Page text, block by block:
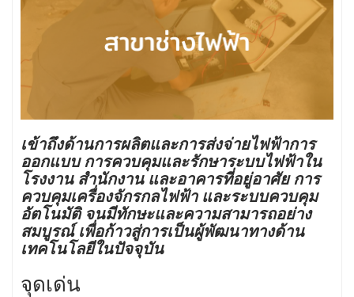
เข้าถึงด้านการผลิตและการส่งจ่ายไฟฟ้าการ
ออกแบบ การควบคุมและรักษาระบบไฟฟ้าใน
โรงงาน สำนักงาน และอาคารที่อยู่อาศัย การ
ควบคุมเครื่องจักรกลไฟฟ้า และระบบควบคุม
อัตโนมัติ จนมีทักษะและความสามารถอย่าง
สมบูรณ์ เพื่อก้าวสู่การเป็นผู้พัฒนาทางด้าน
เทคโนโลยีในปัจจุบัน
จุดเด่น